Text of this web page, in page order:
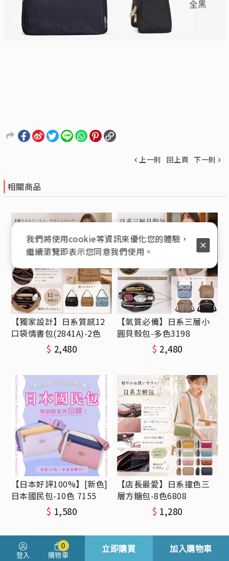
上一則 回上頁 下一則
相關商品
【獨家設計】日系質感12
口袋情書包(2841A)-2色
$ 2,480
【氣質必備】日系三層小
圓貝殼包-多色3198
$ 2,480
【日本好評100%】[新色]
日本國民包-10色 7155
$ 1,580
【店長最愛】日系撞色三
層方糖包-8色6808
$ 1,280
登入 購物車
0 立即購買 加入購物車
我們將使用cookie等資訊來優化您的體驗，
繼續瀏覽即表示您同意我們使用。